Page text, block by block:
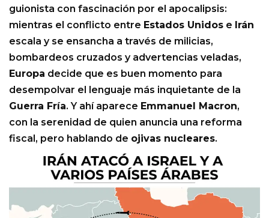
guionista con fascinación por el apocalipsis:
mientras el conflicto entre Estados Unidos e Irán
escala y se ensancha a través de milicias,
bombardeos cruzados y advertencias veladas,
Europa decide que es buen momento para
desempolvar el lenguaje más inquietante de la
Guerra Fría. Y ahí aparece Emmanuel Macron,
con la serenidad de quien anuncia una reforma
fiscal, pero hablando de ojivas nucleares.